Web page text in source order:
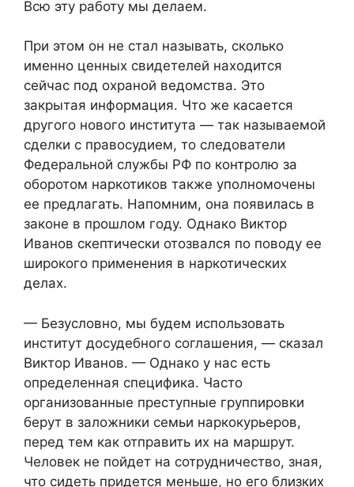
Всю эту работу мы делаем.
При этом он не стал называть, сколько
именно ценных свидетелей находится
сейчас под охраной ведомства. Это
закрытая информация. Что же касается
другого нового института — так называемой
сделки с правосудием, то следователи
Федеральной службы РФ по контролю за
оборотом наркотиков также уполномочены
ее предлагать. Напомним, она появилась в
законе в прошлом году. Однако Виктор
Иванов скептически отозвался по поводу ее
широкого применения в наркотических
делах.
— Безусловно, мы будем использовать
институт досудебного соглашения, — сказал
Виктор Иванов. — Однако у нас есть
определенная специфика. Часто
организованные преступные группировки
берут в заложники семьи наркокурьеров,
перед тем как отправить их на маршрут.
Человек не пойдет на сотрудничество, зная,
что сидеть придется меньше, но его близких